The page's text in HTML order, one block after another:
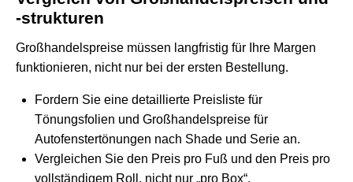
-strukturen
Großhandelspreise müssen langfristig für Ihre Margen
funktionieren, nicht nur bei der ersten Bestellung.
Fordern Sie eine detaillierte Preisliste für
Tönungsfolien und Großhandelspreise für
Autofenstertönungen nach Shade und Serie an.
Vergleichen Sie den Preis pro Fuß und den Preis pro
vollständigem Roll, nicht nur „pro Box“.